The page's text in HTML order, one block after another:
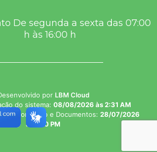
De segunda a sexta das 07:00
h às 16:00 h
por LBM Cloud
do sistema: 08/08/2026 às 2:31 AM
do Conteúdo e Documentos: 28/07/2026
às 1:50 PM